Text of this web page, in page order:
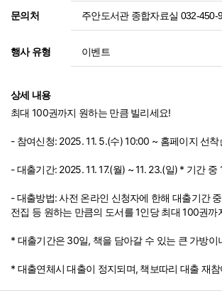
문의처 주안도서관 종합자료실 032-450-
행사 유형 이벤트
상세 내용
최대 100권까지 원하는 만큼 빌리세요!
- 참여신청: 2025. 11. 5.(수) 10:00 ~ 홈페이지 선착
- 대출기간: 2025. 11. 17.(월) ~ 11. 23.(일) * 기간 중
- 대출방법: 사전 온라인 신청자에 한해 대출기간
전집 등 원하는 만큼의 도서를 1인당 최대 100권까
* 대출기간은 30일, 책을 담아갈 수 있는 큰 가방이
* 대출연체시 대출이 정지되며, 책보따리 대출 재